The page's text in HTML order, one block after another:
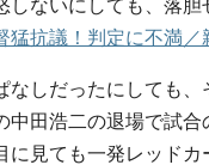
しないにしても、落胆
猛抗議！判定に不満
なしだったにしても
中田浩二の退場で試合
に見ても一発レッド